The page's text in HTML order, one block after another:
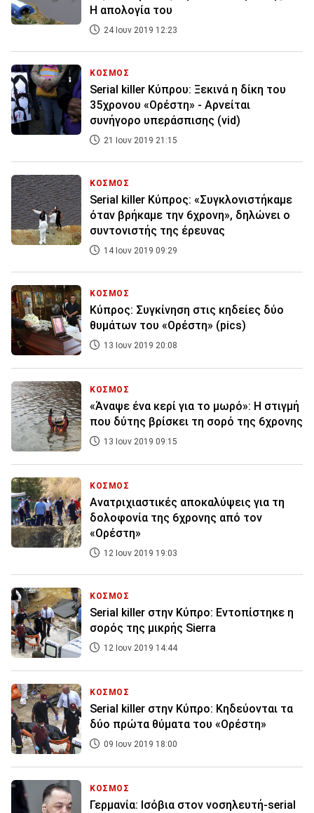
Η απολογία του
24 Ιουν 2019 12:23
ΚΟΣΜΟΣ
Serial killer Κύπρου: Ξεκινά η δίκη του
35χρονου «Ορέστη» - Αρνείται
συνήγορο υπεράσπισης (vid)
21 Ιουν 2019 21:15
ΚΟΣΜΟΣ
Serial killer Κύπρος: «Συγκλονιστήκαμε
όταν βρήκαμε την 6χρονη», δηλώνει ο
συντονιστής της έρευνας
14 Ιουν 2019 09:29
ΚΟΣΜΟΣ
Κύπρος: Συγκίνηση στις κηδείες δύο
θυμάτων του «Ορέστη» (pics)
13 Ιουν 2019 20:08
ΚΟΣΜΟΣ
«Άναψε ένα κερί για το μωρό»: Η στιγμή
πoυ δύτης βρίσκει τη σορό της 6χρονης
13 Ιουν 2019 09:15
ΚΟΣΜΟΣ
Ανατριχιαστικές αποκαλύψεις για τη
δολοφονία της 6χρονης από τον
«Ορέστη»
12 Ιουν 2019 19:03
ΚΟΣΜΟΣ
Serial killer στην Κύπρο: Εντοπίστηκε η
σορός της μικρής Sierra
12 Ιουν 2019 14:44
ΚΟΣΜΟΣ
Serial killer στην Κύπρο: Κηδεύονται τα
δύο πρώτα θύματα του «Ορέστη»
09 Ιουν 2019 18:00
ΚΟΣΜΟΣ
Γερμανία: Ισόβια στον νοσηλευτή-serial